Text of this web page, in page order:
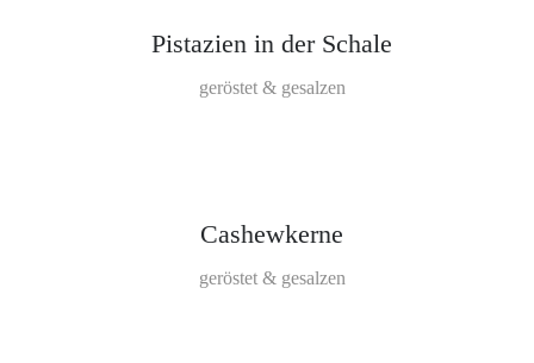
Pistazien in der Schale
geröstet & gesalzen
Cashewkerne
geröstet & gesalzen